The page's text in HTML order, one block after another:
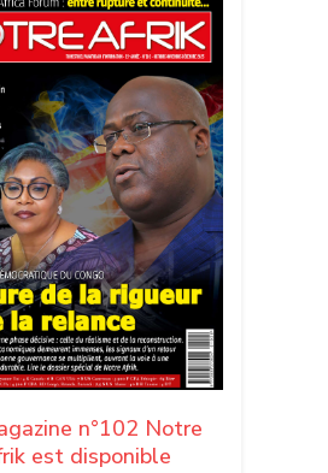
n°102 Notre
est disponible